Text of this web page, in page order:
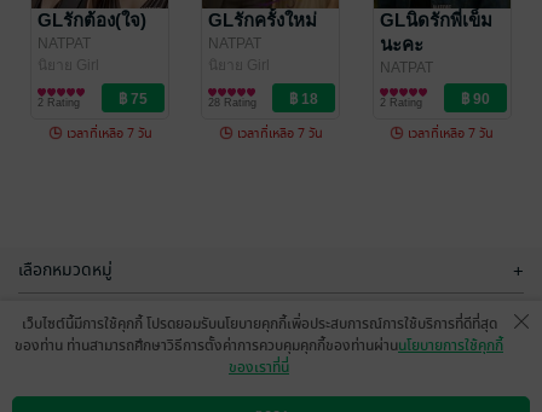
NATPAT
นิยาย Girl
Love/Yuri
นิยาย Girl
Love/Yuri
GLรักต้อง(ใจ)
NATPAT
นิยาย Girl
Love/Yuri
2 Rating
เวลาที่เหลือ 7 วัน
GLรักครั้งใหม่
NATPAT
นิยาย Girl
Love/Yuri
28 Rating
เวลาที่เหลือ 7 วัน
GLนิดรักพี่เข็ม
นะคะ
NATPAT
นิยาย Girl
Love/Yuri
2 Rating
เวลาที่เหลือ 7 วัน
GLจง(ใจ)รัก
เลือกหมวดหมู่ +
บริการช่วยเหลือ +
เว็บไซต์นี้มีการใช้คุกกี้ โปรดยอมรับนโยบายคุกกี้เพื่อประสบการณ์การใช้บริการที่ดีที่สุด
ของท่าน ท่านสามารถศึกษาวิธีการตั้งค่าการควบคุมคุกกี้ของท่านผ่านนโยบายการใช้คุกกี้
ของเราที่นี่